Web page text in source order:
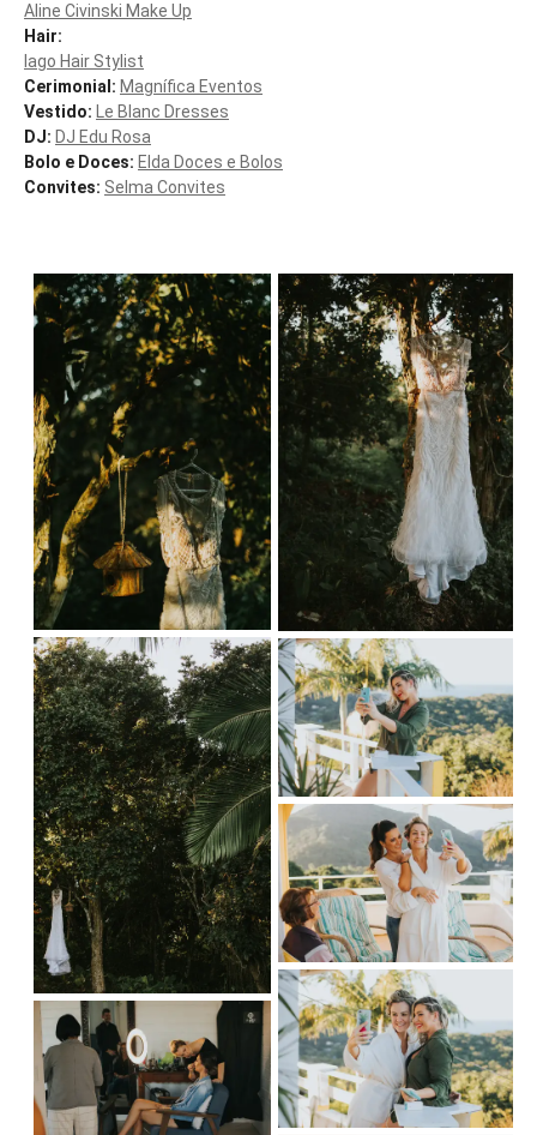
Aline Civinski Make Up
Hair:
Iago Hair Stylist
Cerimonial: Magnífica Eventos
Vestido: Le Blanc Dresses
DJ: DJ Edu Rosa
Bolo e Doces: Elda Doces e Bolos
Convites: Selma Convites